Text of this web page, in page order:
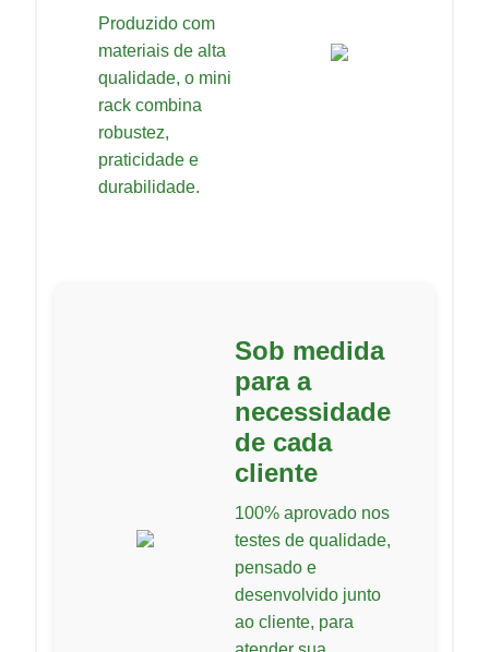
Produzido com
materiais de alta
qualidade, o mini
rack combina
robustez,
praticidade e
durabilidade.
Sob medida
para a
necessidade
de cada
cliente
100% aprovado nos
testes de qualidade,
pensado e
desenvolvido junto
ao cliente, para